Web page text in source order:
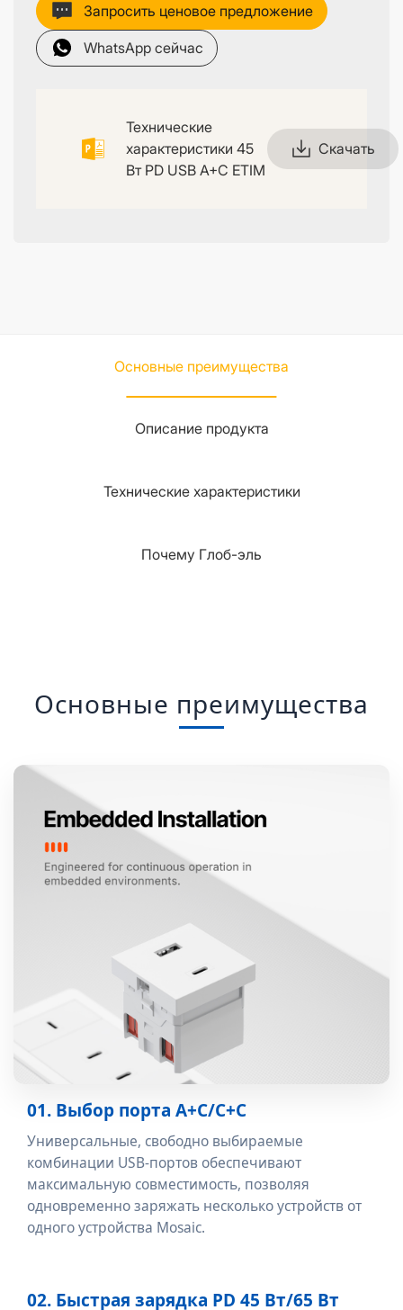
Запросить ценовое предложение
WhatsApp сейчас
Технические
характеристики 45
Вт PD USB A+C ETIM
Скачать
Основные преимущества
Описание продукта
Технические характеристики
Почему Глоб-эль
Основные преимущества
01. Выбор порта A+C/C+C
Универсальные, свободно выбираемые
комбинации USB-портов обеспечивают
максимальную совместимость, позволяя
одновременно заряжать несколько устройств от
одного устройства Mosaic.
02. Быстрая зарядка PD 45 Вт/65 Вт